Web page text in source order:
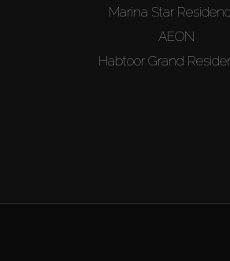
Marina Star
AEON
Habtoor Grand